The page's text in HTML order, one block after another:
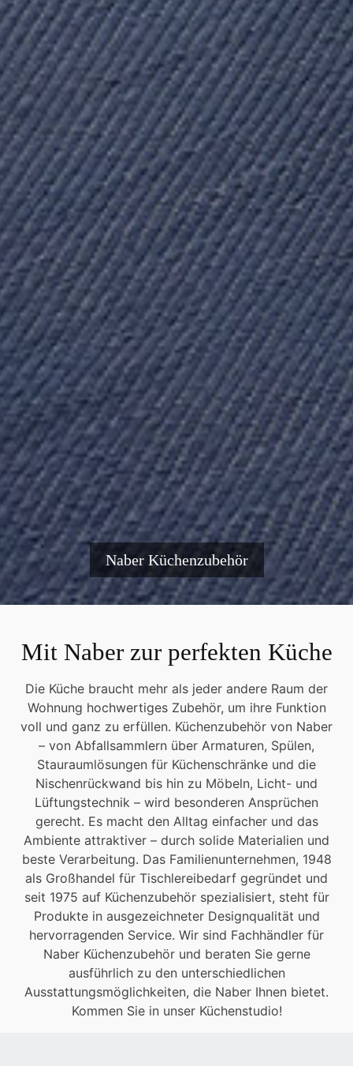
Naber Küchenzubehör
Mit Naber zur perfekten Küche
Die Küche braucht mehr als jeder andere Raum der
Wohnung hochwertiges Zubehör, um ihre Funktion
voll und ganz zu erfüllen. Küchenzubehör von Naber
– von Abfallsammlern über Armaturen, Spülen,
Stauraumlösungen für Küchenschränke und die
Nischenrückwand bis hin zu Möbeln, Licht- und
Lüftungstechnik – wird besonderen Ansprüchen
gerecht. Es macht den Alltag einfacher und das
Ambiente attraktiver – durch solide Materialien und
beste Verarbeitung. Das Familienunternehmen, 1948
als Großhandel für Tischlereibedarf gegründet und
seit 1975 auf Küchenzubehör spezialisiert, steht für
Produkte in ausgezeichneter Designqualität und
hervorragenden Service. Wir sind Fachhändler für
Naber Küchenzubehör und beraten Sie gerne
ausführlich zu den unterschiedlichen
Ausstattungsmöglichkeiten, die Naber Ihnen bietet.
Kommen Sie in unser Küchenstudio!